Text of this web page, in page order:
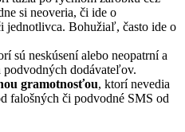
si neoveria, či ide o
jednotlivca. Bohužiaľ, často ide o
sú neskúsení alebo neopatrní a
podvodných dodávateľov.
gramotnosťou, ktorí nevedia
falošných či podvodné SMS od